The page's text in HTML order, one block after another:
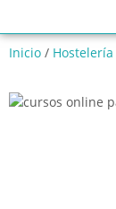
Inicio / Hostelería